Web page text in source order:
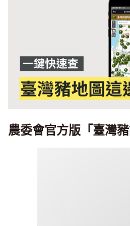
農委會官方版「臺灣豬